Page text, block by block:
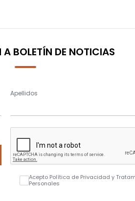
A BOLETÍN DE NOTICIAS
Apellidos
Acepto Política de Privacidad y
Personales